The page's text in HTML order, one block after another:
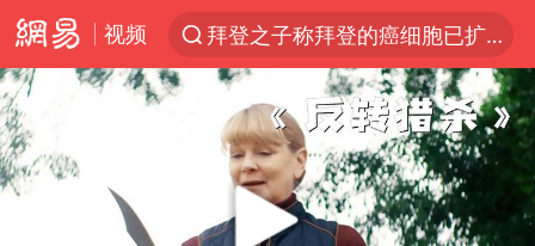
视频
拜登之子称拜登的癌细胞已扩散
光影经济撬动暑期消费新蓝海
河南警方公开征集黑恶犯罪线索
以军士兵把枪口对准中国记者
WTT横滨冠军赛女单四强国乒占三席